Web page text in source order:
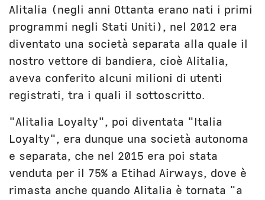
Alitalia (negli anni Ottanta erano nati i primi
programmi negli Stati Uniti), nel 2012 era
diventato una società separata alla quale il
nostro vettore di bandiera, cioè Alitalia,
aveva conferito alcuni milioni di utenti
registrati, tra i quali il sottoscritto.
"Alitalia Loyalty", poi diventata "Italia
Loyalty", era dunque una società autonoma
e separata, che nel 2015 era poi stata
venduta per il 75% a Etihad Airways, dove è
rimasta anche quando Alitalia è tornata "a